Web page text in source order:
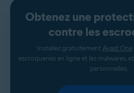
Obtenez une
contre les
Installez gratuitement Avast One
escroqueries en ligne et les malwares,
personnelles.